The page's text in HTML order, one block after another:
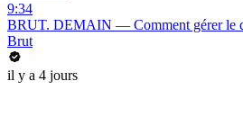
9:34
BRUT. DEMAIN — Comment gérer le
Brut
il y a 4 jours